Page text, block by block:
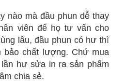
nào mà đầu phun dễ thay
viên để họ tư vấn cho
lâu, đầu phun có hư thì
bảo chất lượng. Chứ mua
lần hư sửa in ra sản phẩm
chia sẻ.